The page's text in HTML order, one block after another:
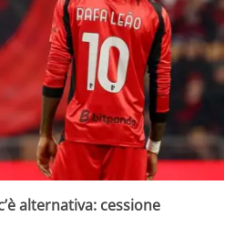
alternativa: cessione